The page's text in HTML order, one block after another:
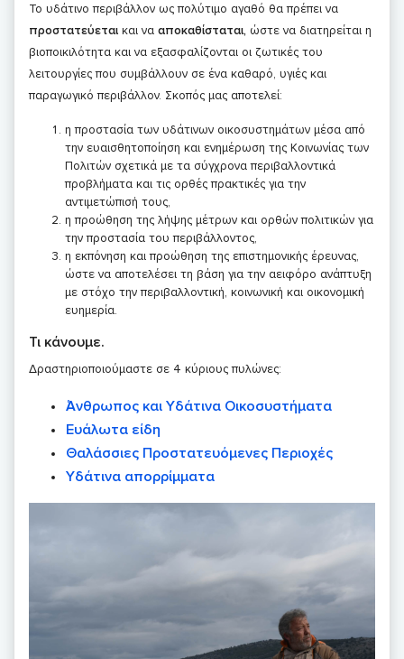
Το υδάτινο περιβάλλον ως πολύτιμο αγαθό θα πρέπει να
προστατεύεται και να αποκαθίσταται, ώστε να διατηρείται η
βιοποικιλότητα και να εξασφαλίζονται οι ζωτικές του
λειτουργίες που συμβάλλουν σε ένα καθαρό, υγιές και
παραγωγικό περιβάλλον. Σκοπός μας αποτελεί:
η προστασία των υδάτινων οικοσυστημάτων μέσα από
την ευαισθητοποίηση και ενημέρωση της Κοινωνίας των
Πολιτών σχετικά με τα σύγχρονα περιβαλλοντικά
προβλήματα και τις ορθές πρακτικές για την
αντιμετώπισή τους,
η προώθηση της λήψης μέτρων και ορθών πολιτικών για
την προστασία του περιβάλλοντος,
η εκπόνηση και προώθηση της επιστημονικής έρευνας,
ώστε να αποτελέσει τη βάση για την αειφόρο ανάπτυξη
με στόχο την περιβαλλοντική, κοινωνική και οικονομική
ευημερία.
Τι κάνουμε.
Δραστηριοποιούμαστε σε 4 κύριους πυλώνες:
Άνθρωπος και Υδάτινα Οικοσυστήματα
Ευάλωτα είδη
Θαλάσσιες Προστατευόμενες Περιοχές
Υδάτινα απορρίμματα